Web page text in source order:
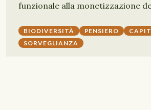
funzionale alla monetizzazione
BIODIVERSITÀ PENSIERO
SORVEGLIANZA